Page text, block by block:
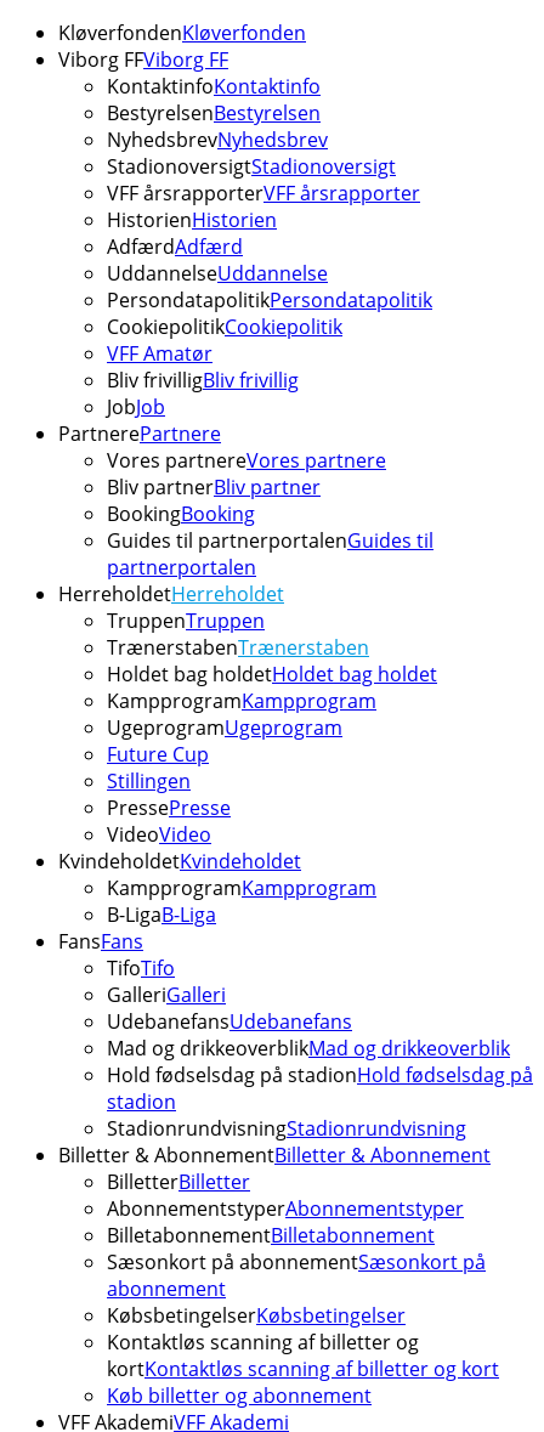
KløverfondenKløverfonden
Viborg FFViborg FF
KontaktinfoKontaktinfo
BestyrelsenBestyrelsen
NyhedsbrevNyhedsbrev
StadionoversigtStadionoversigt
VFF årsrapporterVFF årsrapporter
HistorienHistorien
AdfærdAdfærd
UddannelseUddannelse
PersondatapolitikPersondatapolitik
CookiepolitikCookiepolitik
VFF Amatør
Bliv frivilligBliv frivillig
JobJob
PartnerePartnere
Vores partnereVores partnere
Bliv partnerBliv partner
BookingBooking
Guides til partnerportalenGuides til
partnerportalen
HerreholdetHerreholdet
TruppenTruppen
TrænerstabenTrænerstaben
Holdet bag holdetHoldet bag holdet
KampprogramKampprogram
UgeprogramUgeprogram
Future Cup
Stillingen
PressePresse
VideoVideo
KvindeholdetKvindeholdet
KampprogramKampprogram
B-LigaB-Liga
FansFans
TifoTifo
GalleriGalleri
UdebanefansUdebanefans
Mad og drikkeoverblikMad og drikkeoverblik
Hold fødselsdag på stadionHold fødselsdag på
stadion
StadionrundvisningStadionrundvisning
Billetter & AbonnementBilletter & Abonnement
BilletterBilletter
AbonnementstyperAbonnementstyper
BilletabonnementBilletabonnement
Sæsonkort på abonnementSæsonkort på
abonnement
KøbsbetingelserKøbsbetingelser
Kontaktløs scanning af billetter og
kortKontaktløs scanning af billetter og kort
Køb billetter og abonnement
VFF AkademiVFF Akademi